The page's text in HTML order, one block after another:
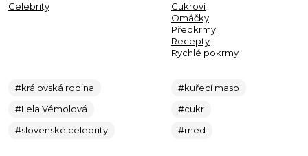
Celebrity
#královská rodina
#Lela Vémolová
#slovenské celebrity
Cukroví
Omáčky
Předkrmy
Recepty
Rychlé pokrmy
#kuřecí maso
#cukr
#med